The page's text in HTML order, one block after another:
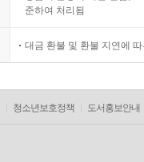
준하여 처리됨
대금 환불 및 환불 지연에
청소년보호정책 도서홍보안내